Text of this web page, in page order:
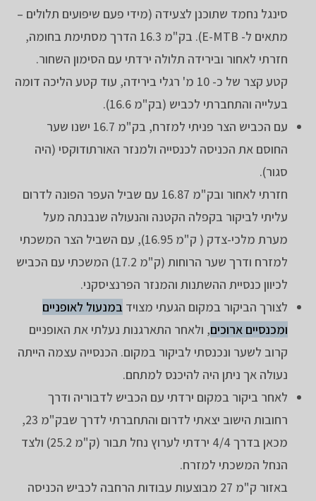
סינגל נחמד שתוכנן לצעידה (מידי פעם שיפועים תלולים –
מתאים ל- E-MTB). בק"מ 16.3 הדרך מסתימת בחומה,
חזרתי לאחור ובירידה תלולה ירדתי עם הסימון השחור.
קטע קצר של כ- 10 מ' רגלי בירידה, עוד קטע הליכה דומה
בעלייה והתחברתי לכביש (בק"מ 16.6).
עם הכביש הצר פניתי למזרח, בק"מ 16.7 ישנו שער
החוסם את הכניסה לכנסייה ולמנזר האורתודוקסי (היה
סגור).
חזרתי לאחור ובק"מ 16.87 עם שביל העפר הפונה לדרום
עליתי לביקור בקפלה הקטנה והנעולה שנבנתה מעל
מערת מלכי-צדק ( ק"מ 16.95), עם השביל הצר המשכתי
למזרח ודרך שער הרוחות (ק"מ 17.2) המשכתי עם הכביש
לכיוון כנסיית ההשתנות והמנזר הפרנציסקני.
לצורך הביקור במקום הגעתי מצויד במנעול לאופניים
ומכנסיים ארוכים, ולאחר התארגנות נעלתי את האופניים
קרוב לשער ונכנסתי לביקור במקום. הכנסייה עצמה הייתה
נעולה אך ניתן היה להיכנס למתחם.
לאחר ביקור במקום ירדתי עם הכביש לדבוריה ודרך
רחובות הישוב יצאתי לדרום והתחברתי לדרך שבק"מ 23,
מכאן בדרך 4/4 ירדתי לערוץ נחל תבור (ק"מ 25.2) ולצד
הנחל המשכתי למזרח.
באזור ק"מ 27 מבוצעות עבודות הרחבה לכביש הכניסה